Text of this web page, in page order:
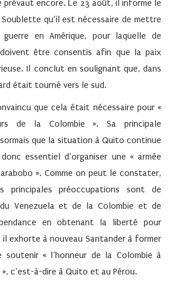
prévaut encore. Le 23 août, il informe le
qu’il est nécessaire de mettre
en Amérique, pour laquelle de
être consentis afin que la paix
Il conclut en soulignant que, dans
était tourné vers le sud.
que cela était nécessaire pour «
de la Colombie ». Sa principale
que la situation à Quito continue
essentiel d’organiser une « armée
». Comme on peut le constater,
principales préoccupations sont de
Venezuela et de la Colombie et de
en obtenant la liberté pour
il exhorte à nouveau Santander à former
soutenir « l’honneur de la Colombie à
c’est-à-dire à Quito et au Pérou.